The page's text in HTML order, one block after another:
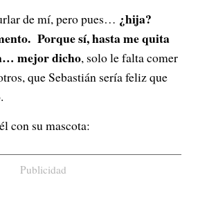
de mí, pero pues… ¿hija?
Porque sí, hasta me quita
mejor dicho, solo le falta comer
que Sebastián sería feliz que
con su mascota:
Publicidad